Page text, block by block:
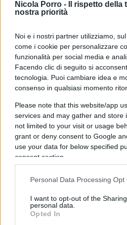
Nicola Porro -
Il rispetto della
nostra priorità
Noi e i nostri partner utilizziamo,
come i cookie per personalizzare
funzionalità per social media e
Facendo clic di seguito si
tecnologia. Puoi cambiare idea e
consenso in qualsiasi momento
Please note that this website/app
services and may gather and store
not limited to your visit or usage
grant or deny consent to Google
use your data for below specified
consent section.
Personal Data Processing Opt
I want to opt-out of the
personal data.
Opted In
Player
00:00
“Le persone nella maggior
vogliono una vita e un futuro